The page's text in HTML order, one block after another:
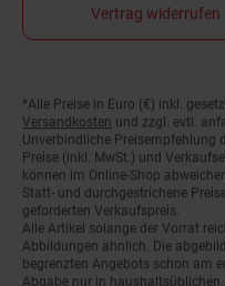
Vertrag widerrufen
Fußnoten
*Alle Preise in Euro (€) inkl.
Versandkosten und zzgl. evtl.
Unverbindliche Preisempfehlung
Preise (inkl. MwSt.) und
können im Online-Shop
Statt- und durchgestrichene
geforderten Verkaufspreis.
Alle Artikel solange der Vorrat
Abbildungen ähnlich. Die
begrenzten Angebots schon am
Abgabe nur in haushaltsüblichen